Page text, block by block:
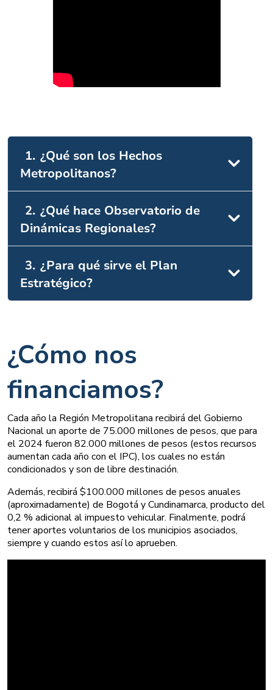
1. ¿Qué son los Hechos
Metropolitanos?
2. ¿Qué hace Observatorio de
Dinámicas Regionales?
3. ¿Para qué sirve el Plan
Estratégico?
¿Cómo nos
financiamos?
Cada año la Región Metropolitana recibirá del Gobierno
Nacional un aporte de 75.000 millones de pesos, que para
el 2024 fueron 82.000 millones de pesos (estos recursos
aumentan cada año con el IPC), los cuales no están
condicionados y son de libre destinación.
Además, recibirá $100.000 millones de pesos anuales
(aproximadamente) de Bogotá y Cundinamarca, producto del
0,2 % adicional al impuesto vehicular. Finalmente, podrá
tener aportes voluntarios de los municipios asociados,
siempre y cuando estos así lo aprueben.